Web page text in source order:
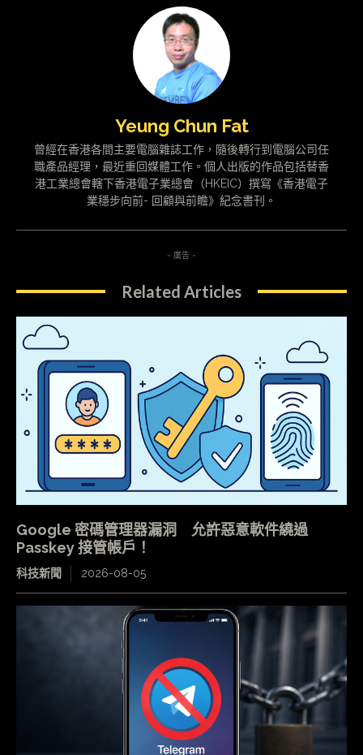
Yeung Chun Fat
曾經在香港各間主要電腦雜誌工作，隨後轉行到電腦公司任
職產品經理，最近重回媒體工作。個人出版的作品包括替香
港工業總會轄下香港電子業總會（HKEIC）撰寫《香港電子
業穩步向前- 回顧與前瞻》紀念書刊。
- 廣告 -
Related Articles
Google 密碼管理器漏洞 允許惡意軟件繞過
Passkey 接管帳戶！
科技新聞 2026-08-05